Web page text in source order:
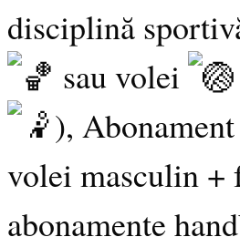
disciplină
sau volei
),
volei masculin +
abonamente